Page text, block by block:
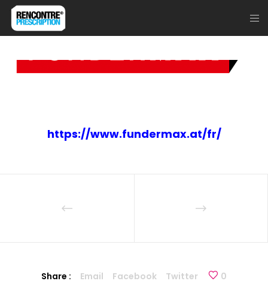
https://www.fundermax.at/fr/
Share : Email Facebook Twitter 0